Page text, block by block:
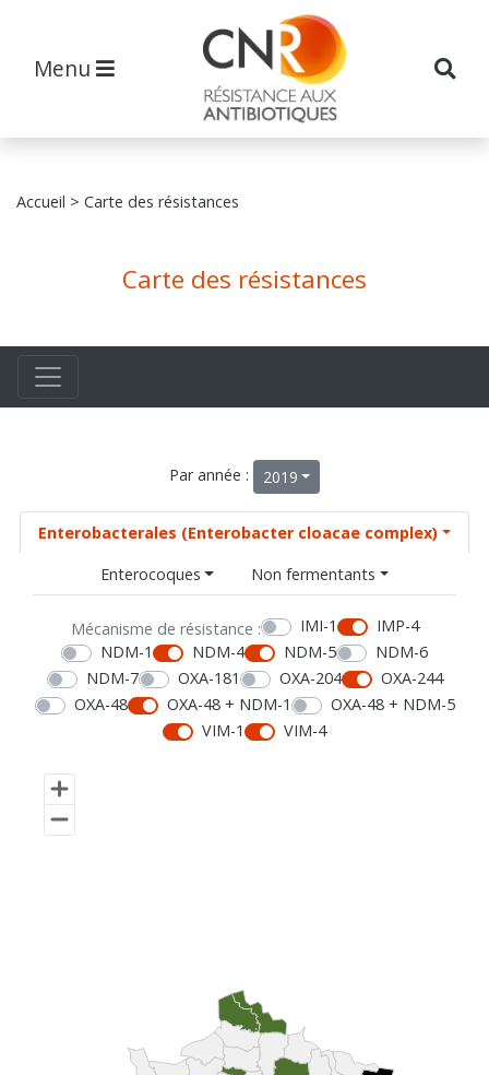
Menu
Accueil > Carte des résistances
Carte des résistances
Par année : 2019
Enterobacterales (Enterobacter cloacae complex)
Enterocoques
Non fermentants
Mécanisme de résistance : IMI-1
IMP-4
NDM-1
NDM-4 NDM-5
NDM-6
NDM-7
OXA-181 OXA-204
OXA-244
OXA-48
OXA-48 + NDM-1
OXA-48 + NDM-5
VIM-1
VIM-4